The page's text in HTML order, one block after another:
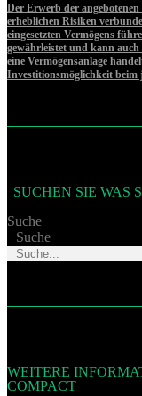
Der Erwerb der
erheblichen Risiken
eingesetzten Vermögens
gewährleistet und kann
eine Vermögensanlage
Investitionsmöglichkeit beim
SUCHEN SIE WAS
Suche
Suche
WEITERE
COMPACT